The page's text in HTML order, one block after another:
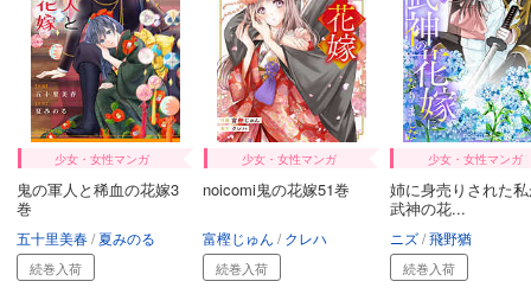
少女・女性マンガ
鬼の軍人と稀血の花嫁3
巻
五十里美春 夏みのる
続巻入荷
少女・女性マンガ
noicomi鬼の花嫁51巻
富樫じゅん クレハ
続巻入荷
少女・女性マンガ
姉に身売りされた
武神の花...
ニズ 飛野猶
続巻入荷